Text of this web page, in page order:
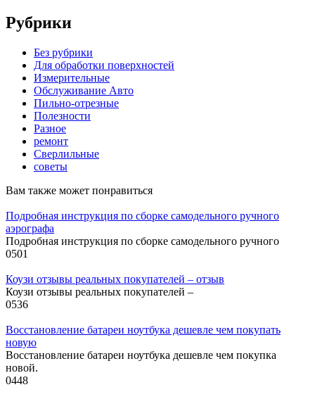
Рубрики
Без рубрики
Для обработки поверхностей
Измерительные
Обслуживание Авто
Пильно-отрезные
Полезности
Разное
ремонт
Сверлильные
советы
Вам также может понравиться
Подробная инструкция по сборке самодельного ручного
аэрографа
Подробная инструкция по сборке самодельного ручного
0501
Коузи отзывы реальных покупателей – отзыв
Коузи отзывы реальных покупателей –
0536
Восстановление батареи ноутбука дешевле чем покупать
новую
Восстановление батареи ноутбука дешевле чем покупка
новой.
0448